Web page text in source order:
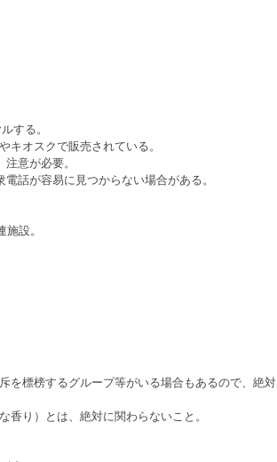
する。
キオスクで販売されている。
意が必要。
話が容易に見つからない場合がある。
設。
を標榜するグループ等がいる場合もあるので、絶対
り）とは、絶対に関わらないこと。